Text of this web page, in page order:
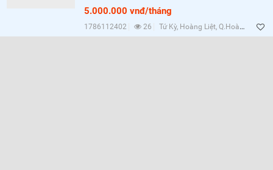
5.000.000 vnđ/tháng
1786112402 26 Tứ Kỳ, Hoàng Liệt, Q.Hoàng Mai, Hà Nội